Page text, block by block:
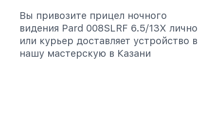
Вы привозите прицел ночного
видения Pard 008SLRF 6.5/13X лично
или курьер доставляет устройство в
нашу мастерскую в Казани